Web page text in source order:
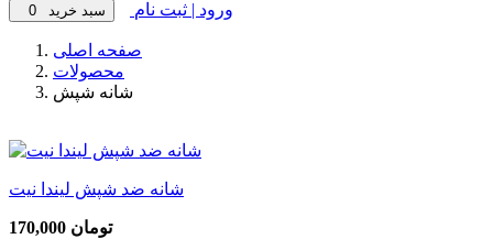
سبد خرید 0 ورود | ثبت نام
صفحه اصلی
محصولات
شانه شپش
شانه ضد شپش لیندا نیت
170,000 تومان